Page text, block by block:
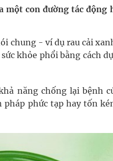
trường và cộng đồng
tế nếu không đăng ký khám
con đường tác động
chung - ví dụ rau cải
khỏe phổi bằng cách
năng chống lại bệnh
phức tạp hay tốn